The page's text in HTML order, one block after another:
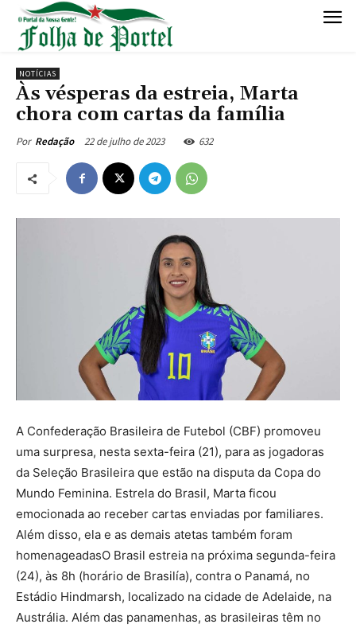
NOTÍCIAS
Às vésperas da estreia, Marta
chora com cartas da família
Por Redação 22 de julho de 2023 632
A Confederação Brasileira de Futebol (CBF) promoveu
uma surpresa, nesta sexta-feira (21), para as jogadoras
da Seleção Brasileira que estão na disputa da Copa do
Mundo Feminina. Estrela do Brasil, Marta ficou
emocionada ao receber cartas enviadas por familiares.
Além disso, ela e as demais atetas também foram
homenageadasO Brasil estreia na próxima segunda-feira
(24), às 8h (horário de Brasilía), contra o Panamá, no
Estádio Hindmarsh, localizado na cidade de Adelaide, na
Austrália. Além das panamenhas, as brasileiras têm no